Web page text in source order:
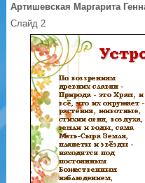
Артишевская Маргарита
Слайд 2